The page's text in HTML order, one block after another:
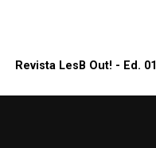
Revista LesB Out! - Ed. 01